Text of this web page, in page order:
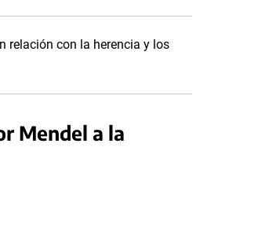
relación con la herencia y los
Mendel a la